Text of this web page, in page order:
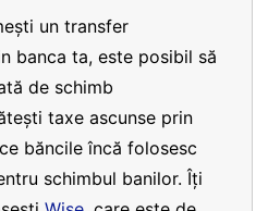
un transfer
banca ta, este posibil să
de schimb
taxe ascunse prin
băncile încă folosesc
schimbul banilor. Îți